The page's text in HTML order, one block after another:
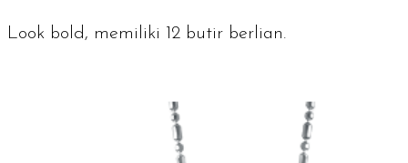
Look bold , memiliki 12 butir berlian.